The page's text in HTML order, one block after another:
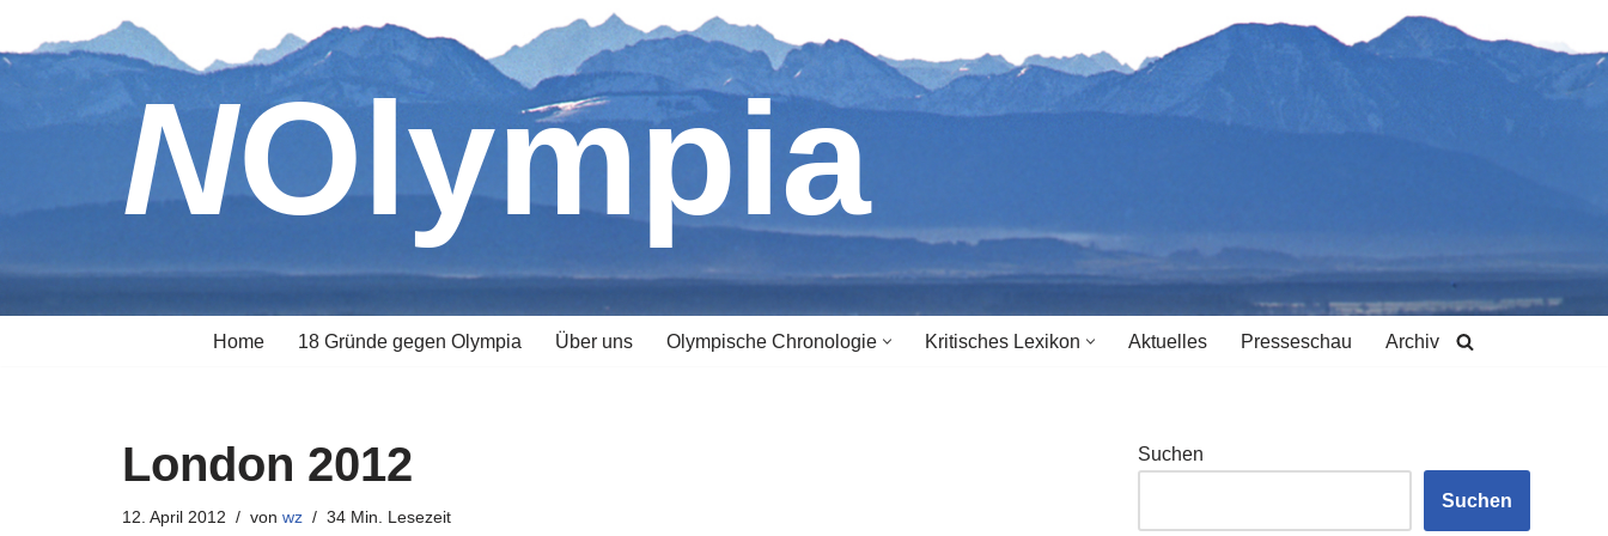
NOlympia
Home 18 Gründe gegen Olympia Über uns Olympische Chronologie Kritisches Lexikon Aktuelles Presseschau Archiv
London 2012
12. April 2012 von wz 34 Min. Lesezeit
Suchen
Suchen